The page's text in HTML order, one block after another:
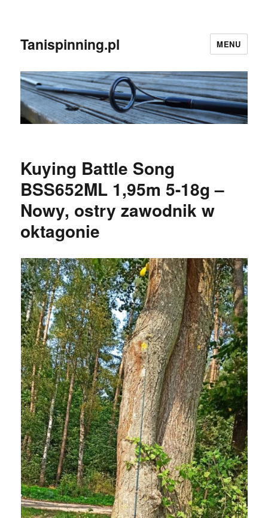
Tanispinning.pl MENU
Kuying Battle Song
BSS652ML 1,95m 5-18g –
Nowy, ostry zawodnik w
oktagonie